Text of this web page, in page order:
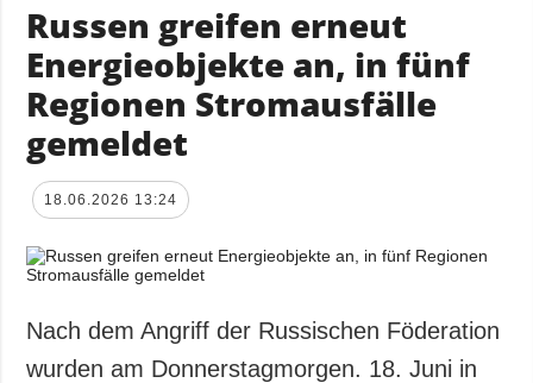
Russen greifen erneut
Energieobjekte an, in fünf
Regionen Stromausfälle
gemeldet
18.06.2026 13:24
Nach dem Angriff der Russischen Föderation
wurden am Donnerstagmorgen. 18. Juni in